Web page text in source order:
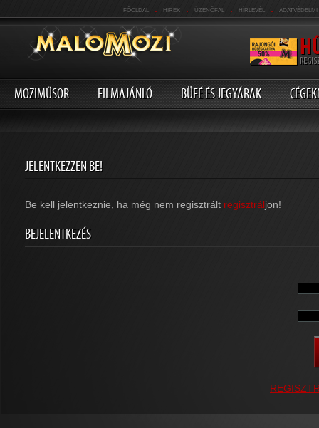
FŐOLDAL . HIREK . ÜZENŐFAL . HÍRLEVÉL . ADATVÉDELMI
MOZIMŰSOR FILMAJÁNLÓ BÜFÉ ÉS JEGYÁRAK
JELENTKEZZEN BE!
Be kell jelentkeznie, ha még nem regisztrált regisztráljon!
BEJELENTKEZÉS